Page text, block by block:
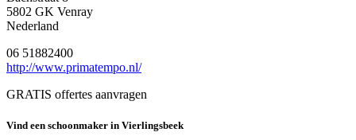
5802 GK Venray
Nederland
06 51882400
http://www.primatempo.nl/
GRATIS offertes aanvragen
Vind een schoonmaker in Vierlingsbeek